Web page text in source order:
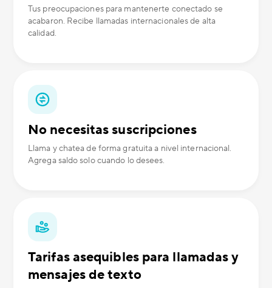
Tus preocupaciones para mantenerte conectado se
acabaron. Recibe llamadas internacionales de alta
calidad.
No necesitas suscripciones
Llama y chatea de forma gratuita a nivel internacional.
Agrega saldo solo cuando lo desees.
Tarifas asequibles para llamadas y
mensajes de texto